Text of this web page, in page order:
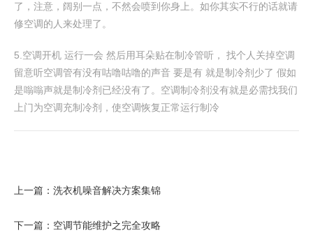
了，注意，阔别一点，不然会喷到你身上。如你其实不行的话就请
修空调的人来处理了。
5.空调开机 运行一会 然后用耳朵贴在制冷管听， 找个人关掉空调
留意听空调管有没有咕噜咕噜的声音 要是有 就是制冷剂少了 假如
是嗡嗡声就是制冷剂已经没有了。空调制冷剂没有就是必需找我们
上门为空调充制冷剂，使空调恢复正常运行制冷
上一篇： 洗衣机噪音解决方案集锦
下一篇： 空调节能维护之完全攻略